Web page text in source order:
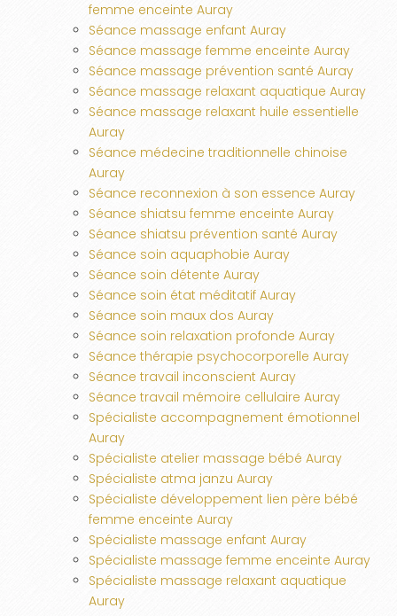
femme enceinte Auray
Séance massage enfant Auray
Séance massage femme enceinte Auray
Séance massage prévention santé Auray
Séance massage relaxant aquatique Auray
Séance massage relaxant huile essentielle
Auray
Séance médecine traditionnelle chinoise
Auray
Séance reconnexion à son essence Auray
Séance shiatsu femme enceinte Auray
Séance shiatsu prévention santé Auray
Séance soin aquaphobie Auray
Séance soin détente Auray
Séance soin état méditatif Auray
Séance soin maux dos Auray
Séance soin relaxation profonde Auray
Séance thérapie psychocorporelle Auray
Séance travail inconscient Auray
Séance travail mémoire cellulaire Auray
Spécialiste accompagnement émotionnel
Auray
Spécialiste atelier massage bébé Auray
Spécialiste atma janzu Auray
Spécialiste développement lien père bébé
femme enceinte Auray
Spécialiste massage enfant Auray
Spécialiste massage femme enceinte Auray
Spécialiste massage relaxant aquatique
Auray